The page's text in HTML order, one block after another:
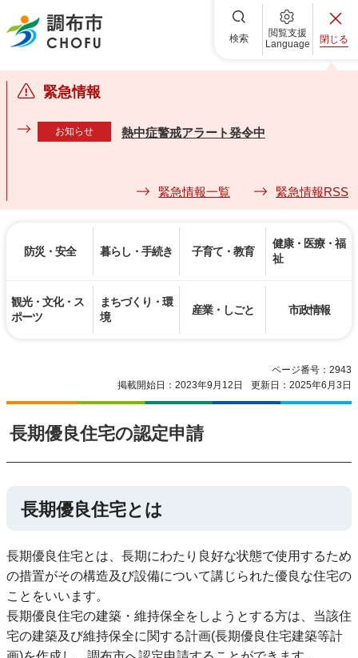
調布市 検索
閲覧支援
Language
閉じる
緊急情報
お知らせ 熱中症警戒アラート発令中
緊急情報一覧 緊急情報RSS
防災・安全 暮らし・手続き 子育て・教育
健康・医療・福
祉
観光・文化・ス
ポーツ
まちづくり・環
境
産業・しごと 市政情報
ページ番号：2943
掲載開始日：2023年9月12日
更新日：2025年6月3日
長期優良住宅の認定申請
長期優良住宅とは
長期優良住宅とは、長期にわたり良好な状態で使用するため
の措置がその構造及び設備について講じられた優良な住宅の
ことをいいます。
長期優良住宅の建築・維持保全をしようとする方は、当該住
宅の建築及び維持保全に関する計画(長期優良住宅建築等計